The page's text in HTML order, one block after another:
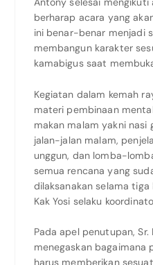
berharap acara yang
ini benar-benar menjadi
membangun karakter
kamabigus saat
Kegiatan dalam kemah
materi pembinaan
makan malam yakni nasi
jalan-jalan malam,
unggun, dan lomba-
semua rencana yang
dilaksanakan selama tiga
Kak Yosi selaku
Pada apel penutupan, Sr.
menegaskan bagaimana